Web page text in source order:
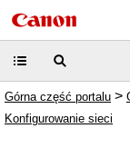
Górna część portalu >
Konfigurowanie sieci